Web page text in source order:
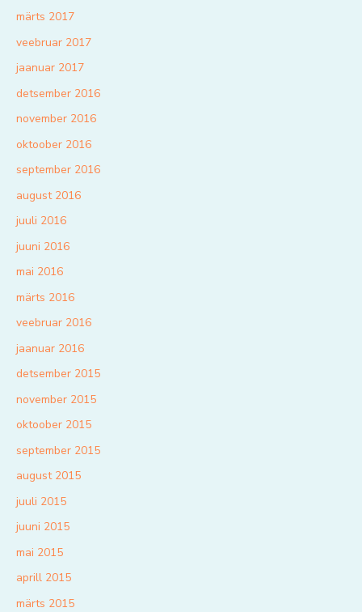
märts 2017
veebruar 2017
jaanuar 2017
detsember 2016
november 2016
oktoober 2016
september 2016
august 2016
juuli 2016
juuni 2016
mai 2016
märts 2016
veebruar 2016
jaanuar 2016
detsember 2015
november 2015
oktoober 2015
september 2015
august 2015
juuli 2015
juuni 2015
mai 2015
aprill 2015
märts 2015